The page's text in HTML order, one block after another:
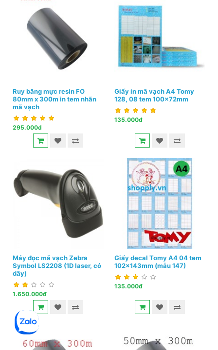
Ruy băng mực resin FO
80mm x 300m in tem nhãn
mã vạch
295.000đ
Giấy in mã vạch A4 Tomy
128, 08 tem 100x72mm
135.000đ
Máy đọc mã vạch Zebra
Symbol LS2208 (1D laser, có
dây)
1.650.000đ
Giấy decal Tomy A4 04 tem
102x143mm (mẫu 147)
135.000đ